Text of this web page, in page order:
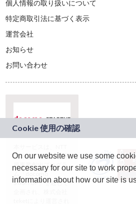
個人情報の取り扱いについて
特定商取引法に基づく表示
運営会社
お知らせ
お問い合わせ
ドコモグループの新
規事業創出プログラ
ム「docomo
STARTUP」を通じて
On our website we use some
necessary for our site to work
information about how our site is